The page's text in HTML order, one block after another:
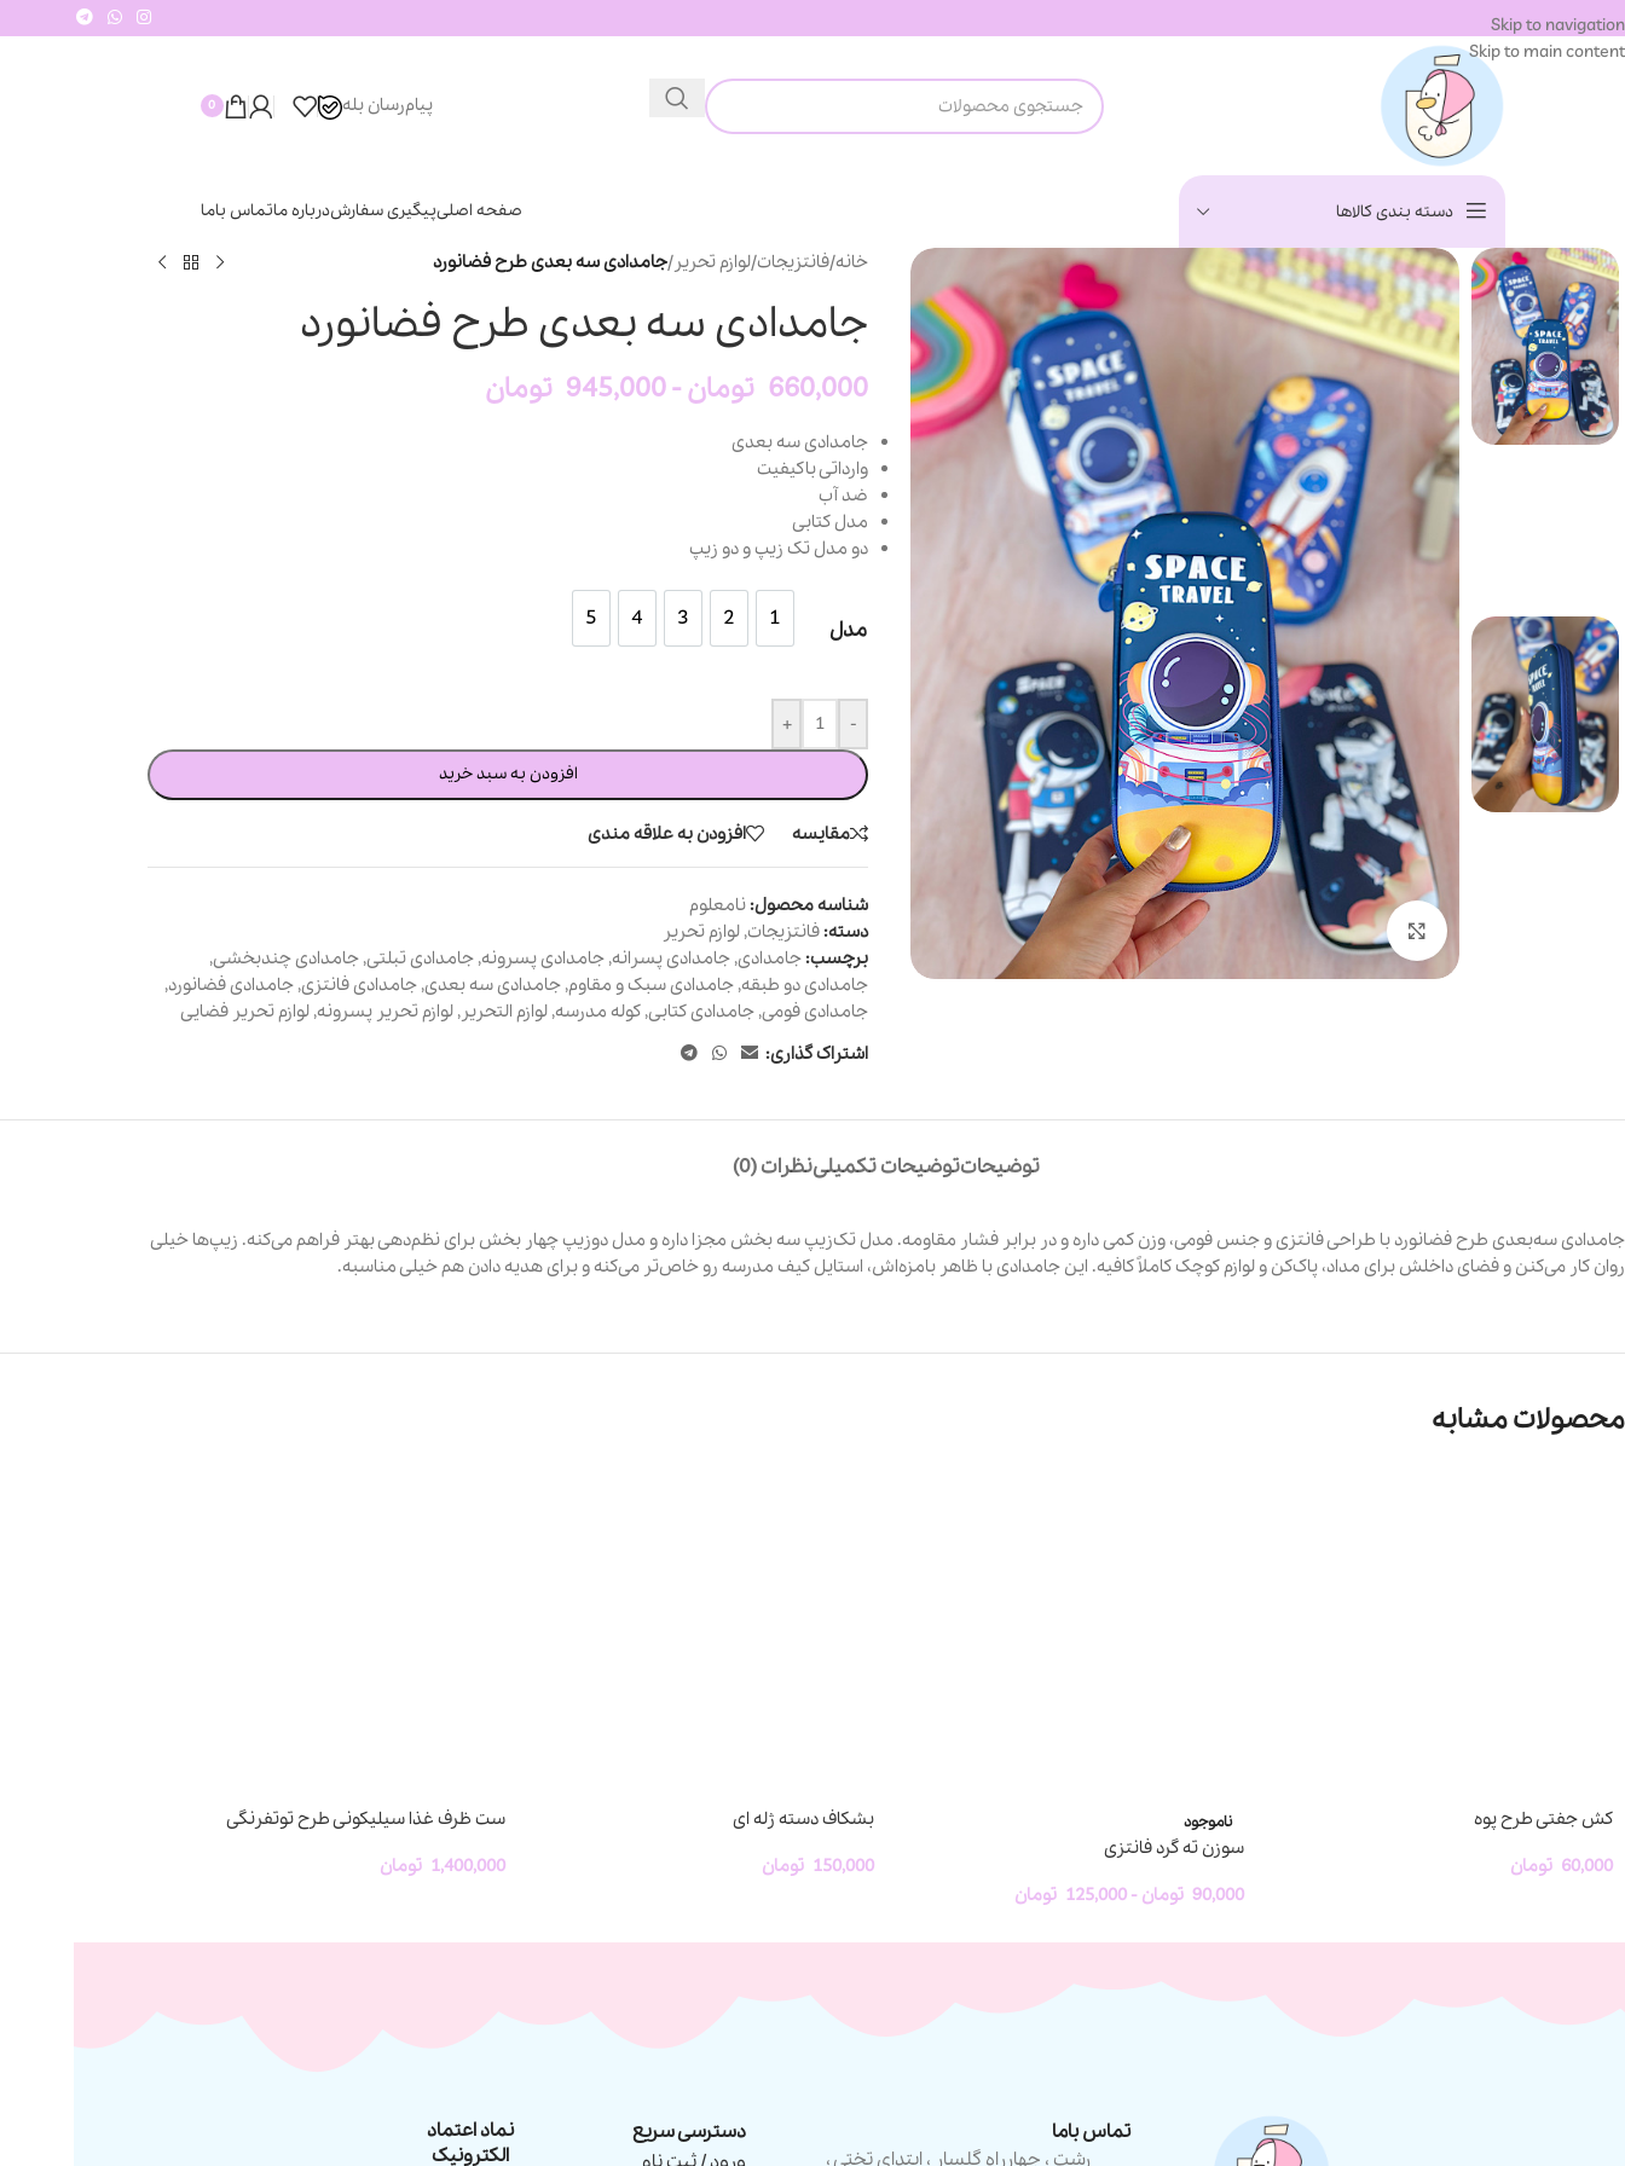
Skip to navigation
Skip to main content
پیام‌رسان‌ بله 0
دسته بندی کالاها صفحه اصلیپیگیری سفارشدرباره ماتماس باما
بزرگنمایی تصویر
خانه/فانتزیجات/لوازم تحریر /جامدادی سه بعدی طرح فضانورد
جامدادی سه بعدی طرح فضانورد
660,000 تومان-
945,000 تومان
جامدادی سه بعدی
وارداتی باکیفیت
ضد آب
مدل کتابی
دو‌ مدل تک زیپ و دو زیپ
مدل 1
1
2
2
3
3
4
4
5
5
-
+
افزودن به سبد خرید
مقایسه افزودن به علاقه مندی
شناسه محصول: نامعلوم
دسته: فانتزیجات, لوازم تحریر
برچسب: جامدادی, جامدادی پسرانه, جامدادی پسرونه, جامدادی تبلتی, جامدادی چندبخشی,
جامدادی دو طبقه, جامدادی سبک و مقاوم, جامدادی سه بعدی, جامدادی فانتزی, جامدادی فضانورد,
جامدادی فومی, جامدادی کتابی, کوله مدرسه, لوازم التحریر , لوازم تحریر پسرونه, لوازم تحریر فضایی
اشتراک گذاری:
توضیحاتتوضیحات تکمیلینظرات (0)
جامدادی سه‌بعدی طرح فضانورد با طراحی فانتزی و جنس فومی، وزن کمی داره و در برابر فشار مقاومه. مدل تک‌زیپ سه بخش مجزا داره و مدل دوزیپ چهار بخش برای نظم‌دهی بهتر فراهم می‌کنه. زیپ‌ها خیلی
روان کار می‌کنن و فضای داخلش برای مداد، پاک‌کن و لوازم کوچک کاملاً کافیه. این جامدادی با ظاهر بامزه‌اش، استایل کیف مدرسه رو خاص‌تر می‌کنه و برای هدیه دادن هم خیلی مناسبه.
محصولات مشابه
کش جفتی طرح پوه
60,000 تومان
ناموجود
سوزن ته گرد فانتزی
90,000 تومان -
125,000 تومان
بشکاف دسته ژله ای
150,000 تومان
ست ظرف غذا سیلیکونی طرح توتفرنگی
1,400,000 تومان
تماس باما
رشت ، چهارراه گلسار ، ابتدای تختی ،
دسترسی سریع
نماد اعتماد
الکترونیک